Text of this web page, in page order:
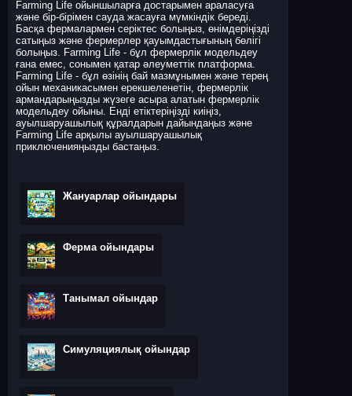
Farming Life ойыншыларға достарымен араласуға
және бір-бірімен сауда жасауға мүмкіндік береді.
Басқа фермалармен серіктес болыңыз, өнімдеріңізді
сатыңыз және фермерлер қауымдастығының бөлігі
болыңыз. Farming Life - бұл фермерлік модельдеу
ғана емес, сонымен қатар әлеуметтік платформа.
Farming Life - бұл өзінің бай мазмұнымен және терең
ойын механикасымен ерекшеленетін, фермерлік
армандарыңызды жүзеге асыра алатын фермерлік
модельдеу ойыны. Енді етіктеріңізді киіңіз,
ауылшаруашылық құралдарын дайындаңыз және
Farming Life арқылы ауылшаруашылық
приключенияңызды бастаңыз.
Жануарлар ойындары
Ферма ойындары
Танымал ойындар
Симуляциялық ойындар